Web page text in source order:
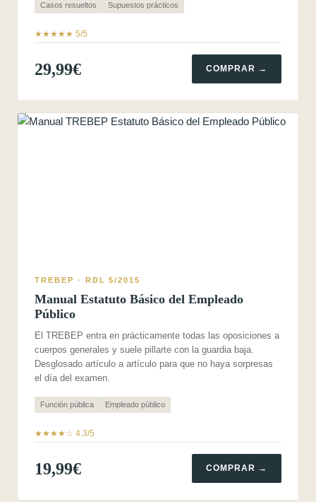
Casos resueltos Supuestos prácticos
★★★★★ 5/5
29,99€ COMPRAR →
TREBEP · RDL 5/2015
Manual Estatuto Básico del Empleado
Público
El TREBEP entra en prácticamente todas las oposiciones a
cuerpos generales y suele pillarte con la guardia baja.
Desglosado artículo a artículo para que no haya sorpresas
el día del examen.
Función pública Empleado público
★★★★☆ 4.3/5
19,99€ COMPRAR →